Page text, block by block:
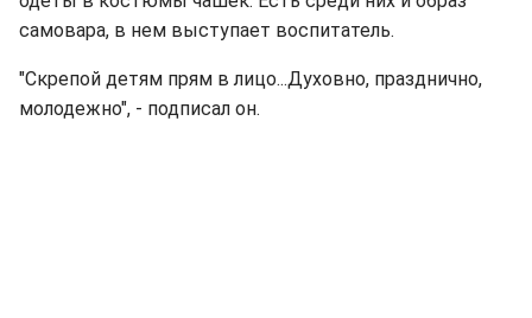
самовара, в нем выступает воспитатель.
"Скрепой детям прям в лицо...Духовно, празднично,
молодежно", - подписал он.